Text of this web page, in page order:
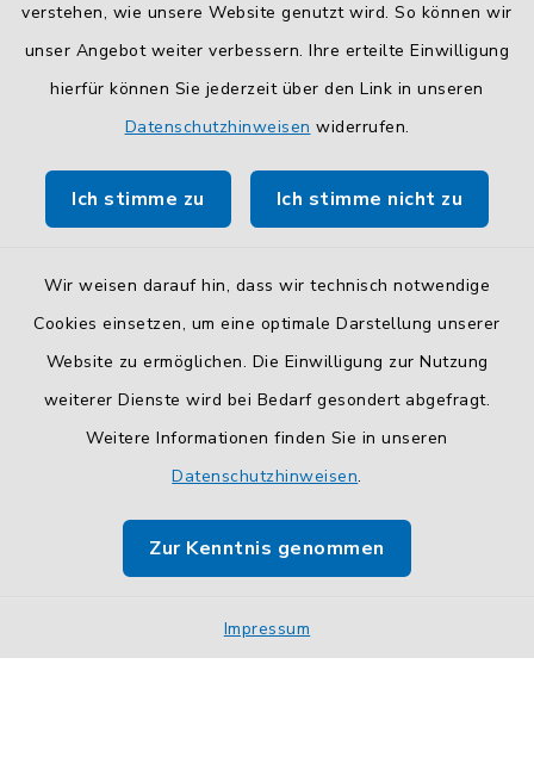
verstehen, wie unsere Website genutzt wird. So können wir
unser Angebot weiter verbessern. Ihre erteilte Einwilligung
hierfür können Sie jederzeit über den Link in unseren
Datenschutzhinweisen widerrufen.
Ich stimme zu Ich stimme nicht zu
Wir weisen darauf hin, dass wir technisch notwendige
Cookies einsetzen, um eine optimale Darstellung unserer
Website zu ermöglichen. Die Einwilligung zur Nutzung
weiterer Dienste wird bei Bedarf gesondert abgefragt.
Weitere Informationen finden Sie in unseren
Datenschutzhinweisen.
Zur Kenntnis genommen
Impressum
Kontaktformular
SicheresKontaktformularmit BayernID verwenden.
So finden Sie uns.
Barrierefreiheit
Impressum
Sitemap